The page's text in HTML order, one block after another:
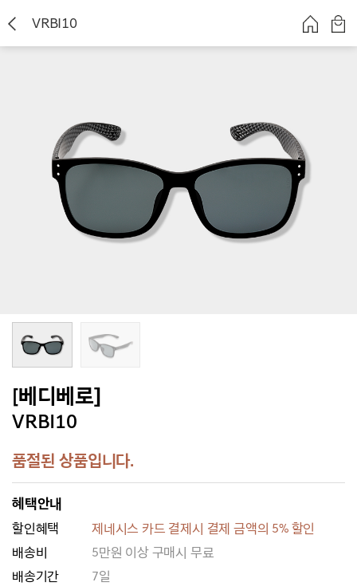
VRBI10
[베디베로]
VRBI10
품절된 상품입니다.
혜택안내
할인혜택
제네시스 카드 결제시 결제 금액의 5% 할인
배송비
5만원 이상 구매시 무료
배송기간
7일